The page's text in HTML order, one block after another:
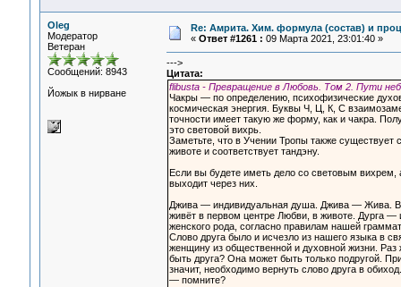
Oleg
Модератор
Ветеран
Сообщений: 8943
Йожык в нирване
Re: Амрита. Хим. формула (состав) и
« Ответ #1261 : 09 Марта 2021, 23:01:40 »
--->
Цитата:
flibusta - Превращение в Любовь. Том 2. Пути
Чакры — по определению, психофизические
космическая энергия. Буквы Ч, Ц, К, С
точности имеет такую же форму, как и чакра.
это световой вихрь.
Заметьте, что в Учении Тропы также
животе и соответствует тандэну.
Если вы будете иметь дело со световым вихрем,
выходит через них.
Джива — индивидуальная душа. Джива — Жива. В
живёт в первом центре Любви, в животе. Дурга
женского рода, согласно правилам нашей
Слово друга было и исчезло из нашего языка в
женщину из общественной и духовной жизни.
быть друга? Она может быть только подругой.
значит, необходимо вернуть слово друга в
— помните?